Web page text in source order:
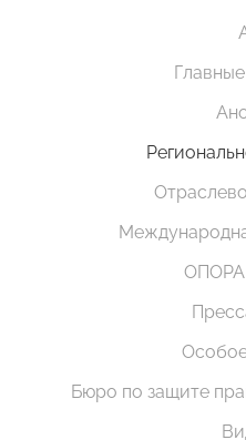
ОПОРА
Бюро по защите